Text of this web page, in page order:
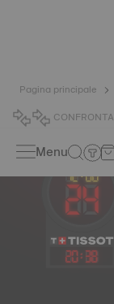
Pagina principale
CONFRONTA
Menu
20: 38